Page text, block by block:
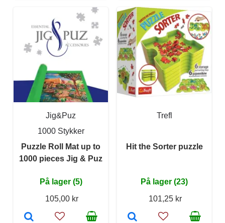
Jig&Puz
1000 Stykker
Puzzle Roll Mat up to
1000 pieces Jig & Puz
På lager (5)
105,00 kr
Trefl
Hit the Sorter puzzle
På lager (23)
101,25 kr